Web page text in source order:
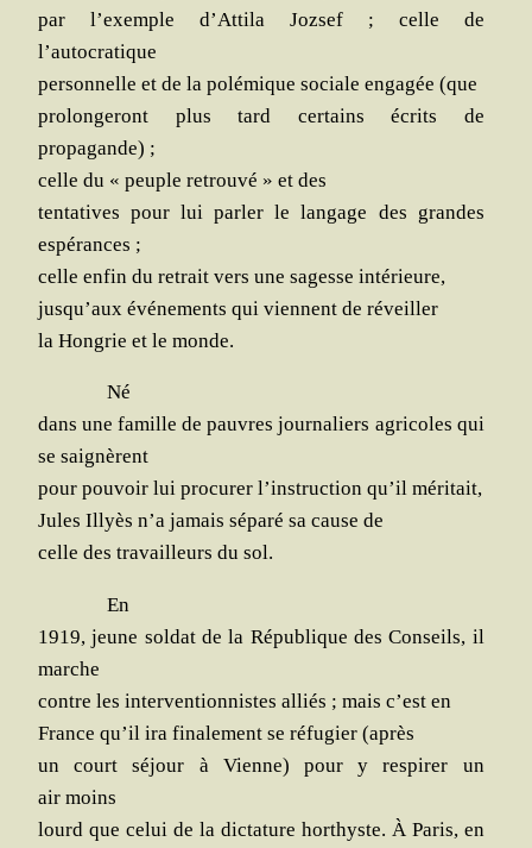
par l’exemple d’Attila Joz­sef ; celle de
l’autocratique
per­son­nelle et de la polé­mique sociale enga­gée (que
pro­lon­ge­ront plus tard cer­tains écrits de
propagande) ;
celle du « peuple retrou­vé » et des
ten­ta­tives pour lui par­ler le lan­gage des grandes
espérances ;
celle enfin du retrait vers une sagesse intérieure,
jusqu’aux évé­ne­ments qui viennent de réveiller
la Hon­grie et le monde.
Né
dans une famille de pauvres jour­na­liers agri­coles qui
se saignèrent
pour pou­voir lui pro­cu­rer l’instruction qu’il méritait,
Jules Illyès n’a jamais sépa­ré sa cause de
celle des tra­vailleurs du sol.
En
1919, jeune sol­dat de la Répu­blique des Conseils, il
marche
contre les inter­ven­tion­nistes alliés ; mais c’est en
France qu’il ira fina­lement se réfu­gier (après
un court séjour à Vienne) pour y res­pi­rer un
air moins
lourd que celui de la dic­ta­ture hor­thyste. À Paris, en